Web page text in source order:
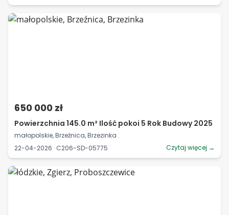
650 000 zł
Powierzchnia 145.0 m² Ilość pokoi 5 Rok Budowy 2025
małopolskie, Brzeźnica, Brzezinka
22-04-2026 · C206-SD-05775
Czytaj więcej →